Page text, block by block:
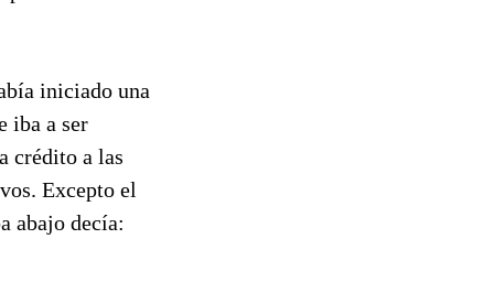
iniciado una
iba a ser
crédito a las
Excepto el
abajo decía: